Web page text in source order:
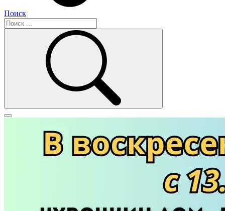
Поиск